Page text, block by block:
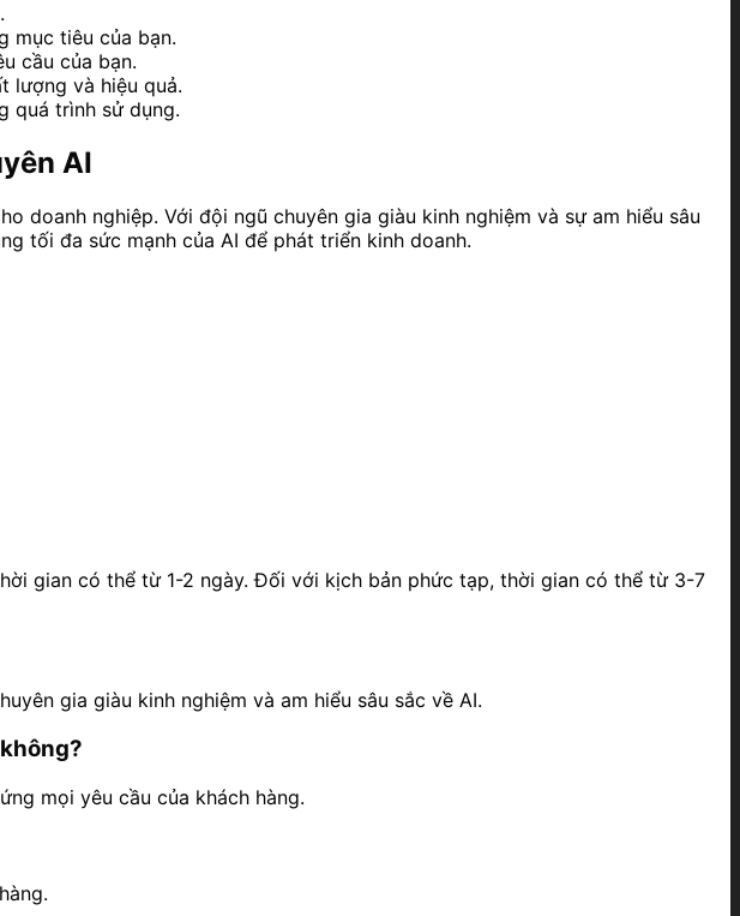
mục tiêu của bạn.
cầu của bạn.
lượng và hiệu quả.
quá trình sử dụng.
AI
doanh nghiệp. Với đội ngũ chuyên gia giàu kinh nghiệm và sự am hiểu sâu
tối đa sức mạnh của AI để phát triển kinh doanh.
gian có thể từ 1-2 ngày. Đối với kịch bản phức tạp, thời gian có thể từ 3-7
gia giàu kinh nghiệm và am hiểu sâu sắc về AI.
mọi yêu cầu của khách hàng.